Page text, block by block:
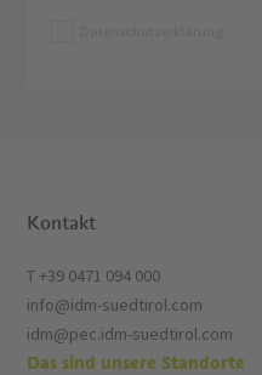
Kontakt
T +39 0471 094 000
info@idm-suedtirol.com
idm@pec.idm-suedtirol.com
Das sind unsere Standorte